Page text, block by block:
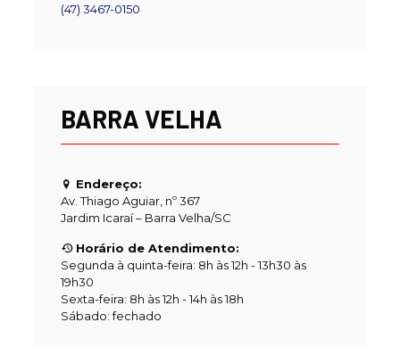
(47) 3467-0150
BARRA VELHA
Endereço:
Av. Thiago Aguiar, nº 367
Jardim Icaraí – Barra Velha/SC
Horário de Atendimento:
Segunda à quinta-feira: 8h às 12h - 13h30 às
19h30
Sexta-feira: 8h às 12h - 14h às 18h
Sábado: fechado